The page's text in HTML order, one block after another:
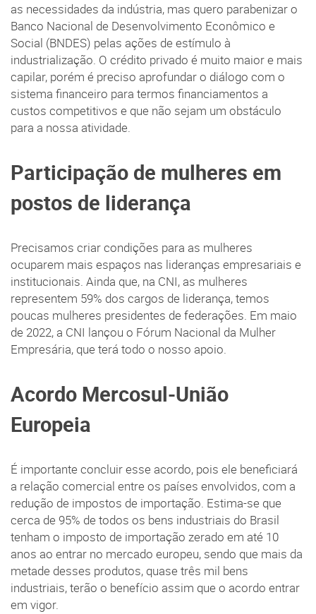
as necessidades da indústria, mas quero parabenizar o
Banco Nacional de Desenvolvimento Econômico e
Social (BNDES) pelas ações de estímulo à
industrialização. O crédito privado é muito maior e mais
capilar, porém é preciso aprofundar o diálogo com o
sistema financeiro para termos financiamentos a
custos competitivos e que não sejam um obstáculo
para a nossa atividade.
Participação de mulheres em
postos de liderança
Precisamos criar condições para as mulheres
ocuparem mais espaços nas lideranças empresariais e
institucionais. Ainda que, na CNI, as mulheres
representem 59% dos cargos de liderança, temos
poucas mulheres presidentes de federações. Em maio
de 2022, a CNI lançou o Fórum Nacional da Mulher
Empresária, que terá todo o nosso apoio.
Acordo Mercosul-União
Europeia
É importante concluir esse acordo, pois ele beneficiará
a relação comercial entre os países envolvidos, com a
redução de impostos de importação. Estima-se que
cerca de 95% de todos os bens industriais do Brasil
tenham o imposto de importação zerado em até 10
anos ao entrar no mercado europeu, sendo que mais da
metade desses produtos, quase três mil bens
industriais, terão o benefício assim que o acordo entrar
em vigor.